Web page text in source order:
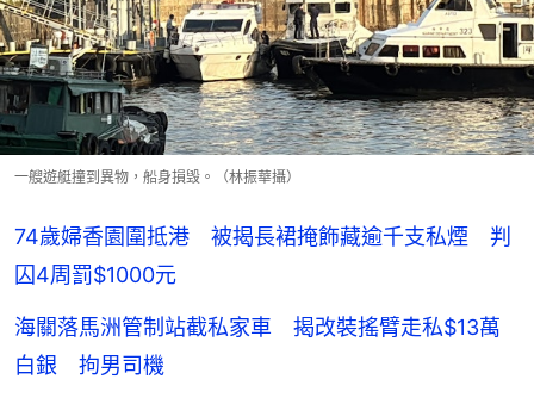
一艘遊艇撞到異物，船身損毁。（林振華攝）
74歲婦香園圍抵港 被揭長裙掩飾藏逾千支私煙 判
囚4周罰$1000元
海關落馬洲管制站截私家車 揭改裝搖臂走私$13萬
白銀 拘男司機